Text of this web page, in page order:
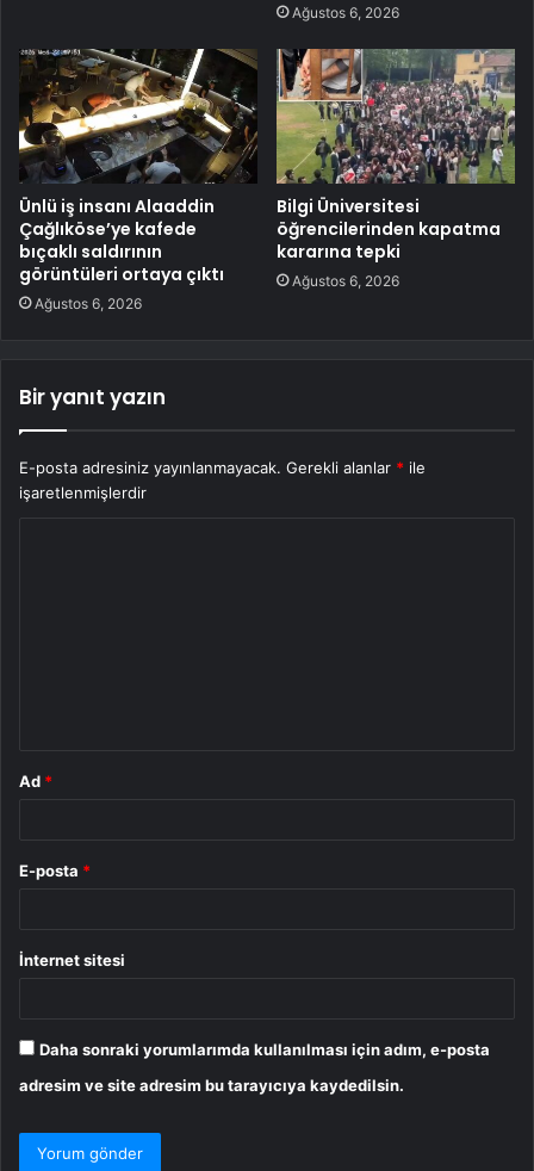
Ağustos 6, 2026
Ünlü iş insanı Alaaddin
Çağlıköse’ye kafede
bıçaklı saldırının
görüntüleri ortaya çıktı
Ağustos 6, 2026
Bilgi Üniversitesi
öğrencilerinden kapatma
kararına tepki
Ağustos 6, 2026
Bir yanıt yazın
E-posta adresiniz yayınlanmayacak. Gerekli alanlar * ile
işaretlenmişlerdir
Ad *
E-posta *
İnternet sitesi
Daha sonraki yorumlarımda kullanılması için adım, e-posta
adresim ve site adresim bu tarayıcıya kaydedilsin.